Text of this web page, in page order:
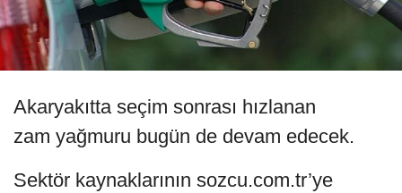
Akaryakıtta seçim sonrası hızlanan
zam yağmuru bugün de devam edecek.
Sektör kaynaklarının sozcu.com.tr’ye